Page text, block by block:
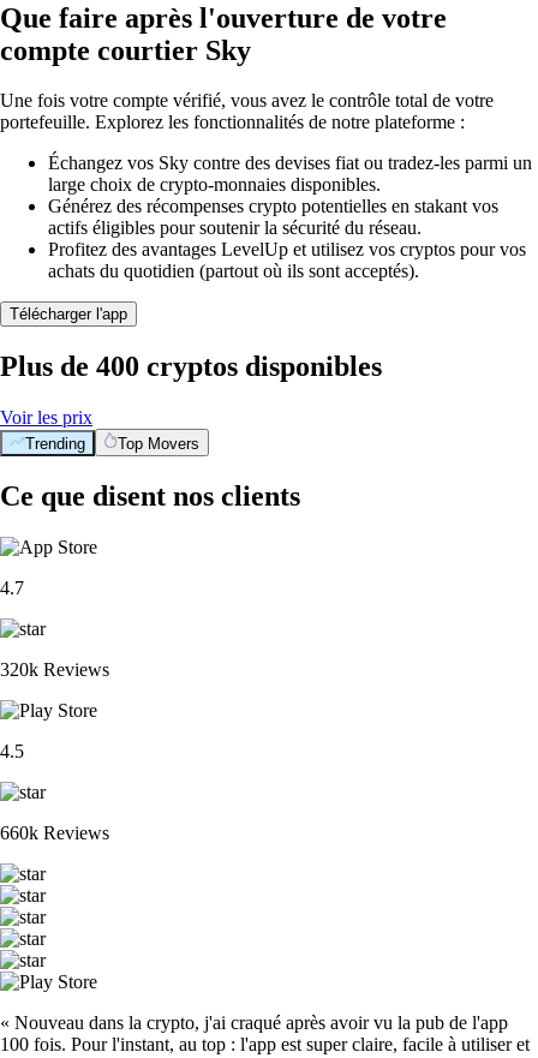
Que faire après l'ouverture de votre
compte courtier Sky
Une fois votre compte vérifié, vous avez le contrôle total de votre
portefeuille. Explorez les fonctionnalités de notre plateforme :
Échangez vos Sky contre des devises fiat ou tradez-les parmi un
large choix de crypto-monnaies disponibles.
Générez des récompenses crypto potentielles en stakant vos
actifs éligibles pour soutenir la sécurité du réseau.
Profitez des avantages LevelUp et utilisez vos cryptos pour vos
achats du quotidien (partout où ils sont acceptés).
Télécharger l'app
Plus de 400 cryptos disponibles
Voir les prix
Trending Top Movers
Ce que disent nos clients
4.7
320k Reviews
4.5
660k Reviews
« Nouveau dans la crypto, j'ai craqué après avoir vu la pub de l'app
100 fois. Pour l'instant, au top : l'app est super claire, facile à utiliser et